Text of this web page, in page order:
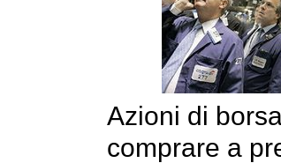
Azioni di
comprare a